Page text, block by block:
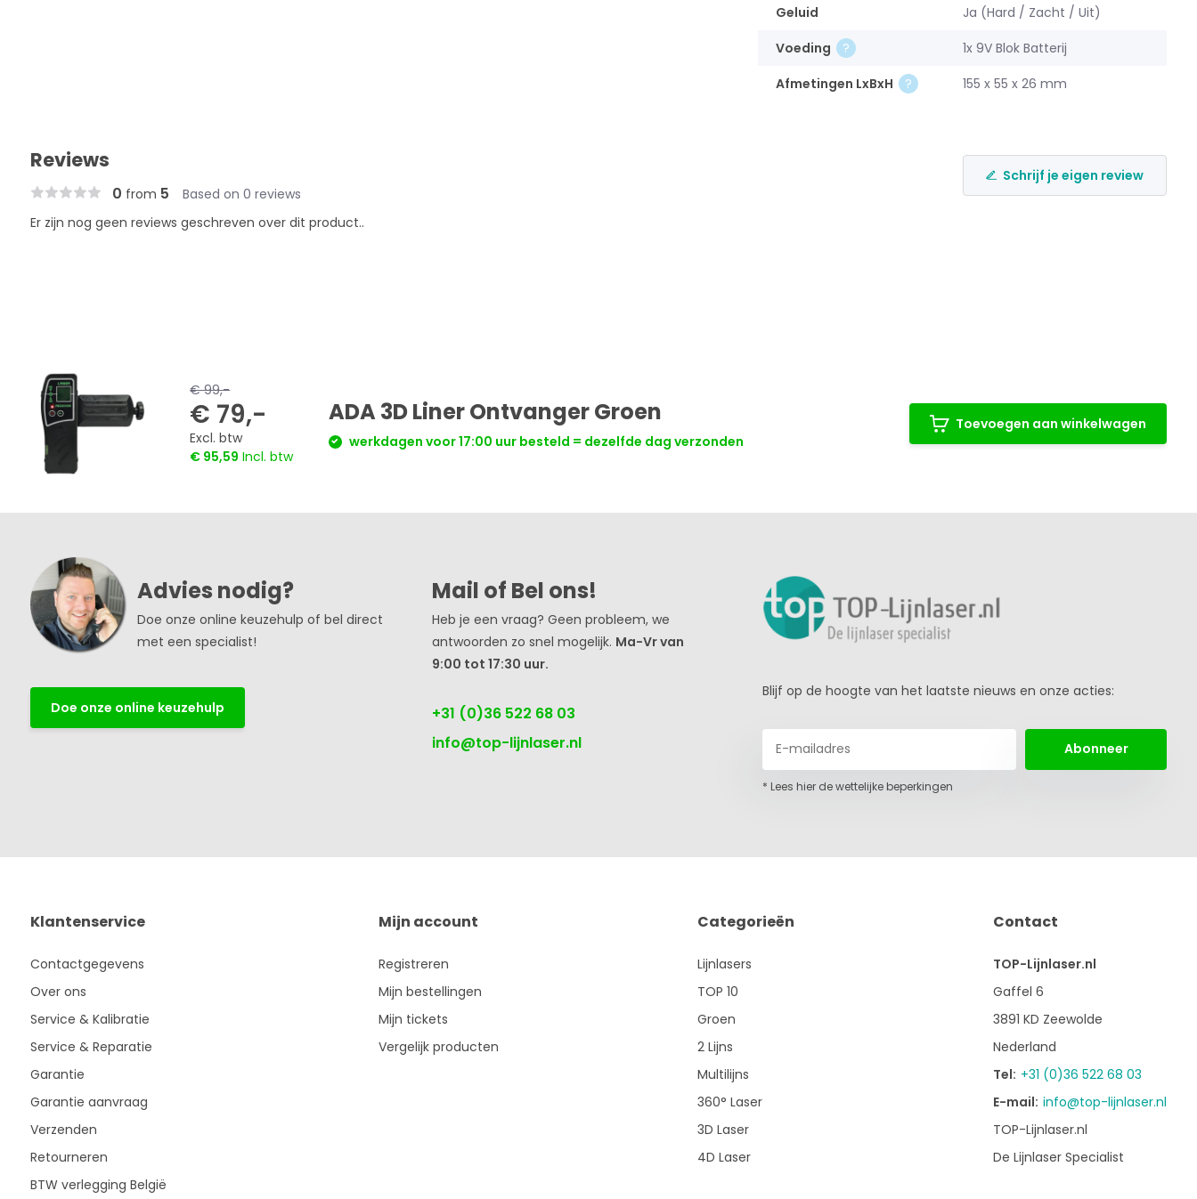
Geluid
Ja (Hard / Zacht / Uit)
Voeding
1x 9V Blok Batterij
Afmetingen LxBxH
155 x 55 x 26 mm
Reviews
0 from 5 Based on 0 reviews
Schrijf je eigen review
Er zijn nog geen reviews geschreven over dit product..
€ 99,-
€ 79,-
Excl. btw
€ 95,59 Incl. btw
ADA 3D Liner Ontvanger Groen
werkdagen voor 17:00 uur besteld = dezelfde dag verzonden
Toevoegen aan winkelwagen
Advies nodig?
Doe onze online keuzehulp of bel direct
met een specialist!
Doe onze online keuzehulp
Mail of Bel ons!
Heb je een vraag? Geen probleem, we
antwoorden zo snel mogelijk. Ma-Vr van
9:00 tot 17:30 uur.
+31 (0)36 522 68 03
info@top-lijnlaser.nl
Blijf op de hoogte van het laatste nieuws en onze acties:
Abonneer
* Lees hier de wettelijke beperkingen
Klantenservice
Contactgegevens
Over ons
Service & Kalibratie
Service & Reparatie
Garantie
Garantie aanvraag
Verzenden
Retourneren
BTW verlegging België
Mijn account
Registreren
Mijn bestellingen
Mijn tickets
Vergelijk producten
Categorieën
Lijnlasers
TOP 10
Groen
2 Lijns
Multilijns
360° Laser
3D Laser
4D Laser
Contact
TOP-Lijnlaser.nl
Gaffel 6
3891 KD Zeewolde
Nederland
Tel: +31 (0)36 522 68 03
E-mail: info@top-lijnlaser.nl
TOP-Lijnlaser.nl
De Lijnlaser Specialist